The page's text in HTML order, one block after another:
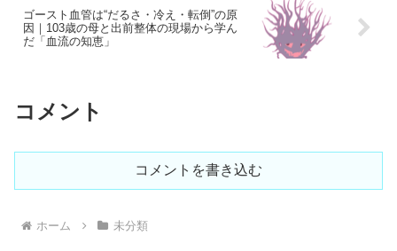
ゴースト血管は“だるさ・冷え・転倒”の原
因｜103歳の母と出前整体の現場から学ん
だ「血流の知恵」
コメント
コメントを書き込む
ホーム 未分類